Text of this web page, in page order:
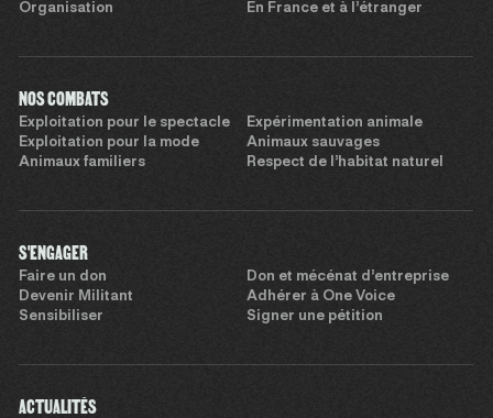
Organisation
En France et à l’étranger
NOS COMBATS
Exploitation pour le spectacle
Expérimentation animale
Exploitation pour la mode
Animaux sauvages
Animaux familiers
Respect de l’habitat naturel
S'ENGAGER
Faire un don
Don et mécénat d’entreprise
Devenir Militant
Adhérer à One Voice
Sensibiliser
Signer une pétition
ACTUALITÉS